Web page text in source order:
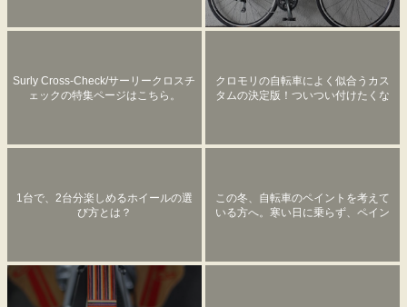
Surly Cross-Check/サーリークロスチ
ェックの特集ページはこちら。
クロモリの自転車によく似合うカス
タムの決定版！ついつい付けたくな
1台で、2台分楽しめるホイールの選
び方とは？
この冬、自転車のペイントを考えて
いる方へ。寒い日に乗らず、ペイン